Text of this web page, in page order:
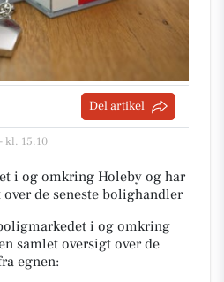
Del artikel
kl. 15:10
i og omkring Holeby og har
de seneste bolighandler
i og omkring
samlet oversigt over de
egnen: